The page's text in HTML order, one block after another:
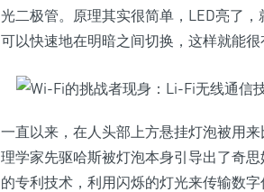
光二极管。原理其实很简单，LED亮了
可以快速地在明暗之间切换，这样就能很
一直以来，在人头部上方悬挂灯泡被用
理学家先驱哈斯被灯泡本身引导出了奇
的专利技术，利用闪烁的灯光来传输数字